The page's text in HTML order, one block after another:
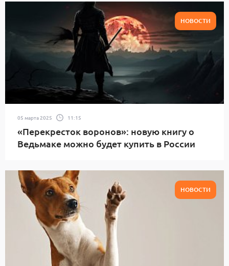
НОВОСТИ
05 марта 2025 11:15
«Перекресток воронов»: новую книгу о
Ведьмаке можно будет купить в России
НОВОСТИ